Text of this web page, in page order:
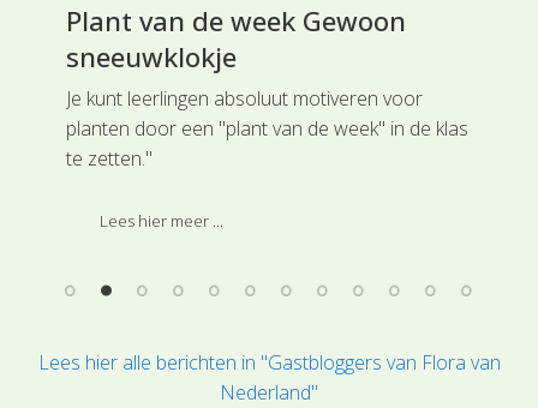
Plant van de week Gewoon
sneeuwklokje
Je kunt leerlingen absoluut motiveren voor
planten door een "plant van de week" in de klas
te zetten."
De tweede week in maart speciale aandacht
Lees hier meer ...
Lees hier alle berichten in "Gastbloggers van Flora van
Nederland"